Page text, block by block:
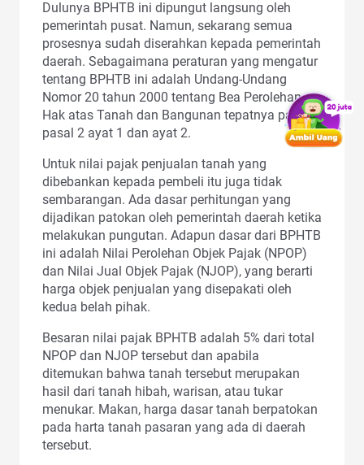
Dulunya BPHTB ini dipungut langsung oleh
pemerintah pusat. Namun, sekarang semua
prosesnya sudah diserahkan kepada pemerintah
daerah. Sebagaimana peraturan yang mengatur
tentang BPHTB ini adalah Undang-Undang
Nomor 20 tahun 2000 tentang Bea Perolehan
Hak atas Tanah dan Bangunan tepatnya pada
pasal 2 ayat 1 dan ayat 2.
Untuk nilai pajak penjualan tanah yang
dibebankan kepada pembeli itu juga tidak
sembarangan. Ada dasar perhitungan yang
dijadikan patokan oleh pemerintah daerah ketika
melakukan pungutan. Adapun dasar dari BPHTB
ini adalah Nilai Perolehan Objek Pajak (NPOP)
dan Nilai Jual Objek Pajak (NJOP), yang berarti
harga objek penjualan yang disepakati oleh
kedua belah pihak.
Besaran nilai pajak BPHTB adalah 5% dari total
NPOP dan NJOP tersebut dan apabila
ditemukan bahwa tanah tersebut merupakan
hasil dari tanah hibah, warisan, atau tukar
menukar. Makan, harga dasar tanah berpatokan
pada harta tanah pasaran yang ada di daerah
tersebut.